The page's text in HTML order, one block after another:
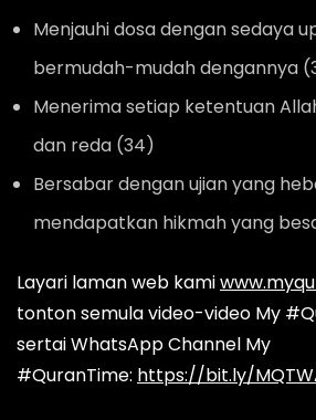
Menjauhi dosa dengan sedaya
bermudah-mudah dengannya
Menerima setiap ketentuan
dan reda (34)
Bersabar dengan ujian yang
mendapatkan hikmah yang
Layari laman web kami
tonton semula video-video My
sertai WhatsApp Channel My
#QuranTime: https://bit.ly/